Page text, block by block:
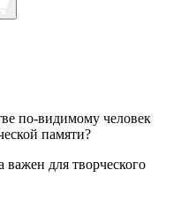
по-видимому человек
памяти?
важен для творческого